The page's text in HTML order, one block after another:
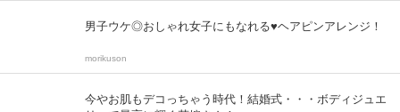
男子ウケ◎おしゃれ女子にもなれる♥ヘアピンアレンジ！
morikuson
今やお肌もデコっちゃう時代！結婚式・・・ボディジュエ